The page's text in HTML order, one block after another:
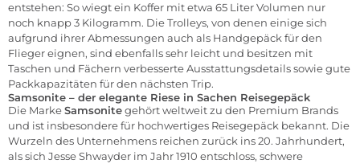
entstehen: So wiegt ein Koffer mit etwa 65 Liter Volumen nur
noch knapp 3 Kilogramm. Die Trolleys, von denen einige sich
aufgrund ihrer Abmessungen auch als Handgepäck für den
Flieger eignen, sind ebenfalls sehr leicht und besitzen mit
Taschen und Fächern verbesserte Ausstattungsdetails sowie gute
Packkapazitäten für den nächsten Trip.
Samsonite – der elegante Riese in Sachen Reisegepäck
Die MarkeSamsonitegehört weltweit zu den Premium Brands
und ist insbesondere für hochwertiges Reisegepäck bekannt. Die
Wurzeln des Unternehmens reichen zurück ins 20. Jahrhundert,
als sich Jesse Shwayder im Jahr 1910 entschloss, schwere